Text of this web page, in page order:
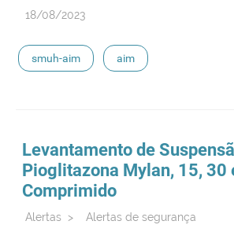
18/08/2023
smuh-aim aim
Levantamento de
Pioglitazona Mylan, 15, 30
Comprimido
Alertas > Alertas de segurança